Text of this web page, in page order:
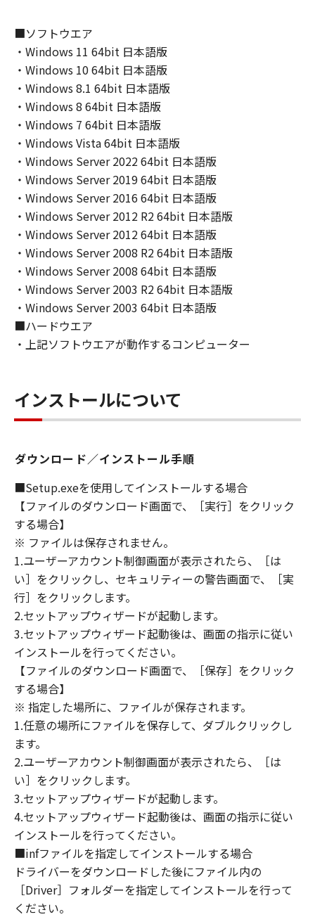
ンの子会社、キヤノンの関連会社、それらの販
売代理店または販売店のいずれも、「本ソフト
ウェア」の使用または使用不能から生ずるいか
なる損害（逸失利益およびその他の派生的また
は付随的な損害を含むがこれらに限定されない
全ての損害を言います。）について、適用法で
認められる限り、一切の責任を負わないものと
します。たとえ、キヤノン、キヤノンのライセ
ンサー、キヤノンの子会社、キヤノンの関連会
社、それらの販売代理店または販売店がかかる
損害の可能性について知らされていた場合でも
同様です。
(3) キヤノン、キヤノンのライセンサー、キヤノ
ンの子会社、キヤノンの関連会社、それらの販
売代理店または販売店のいずれも、「本ソフト
ウェア」、または「本ソフトウェア」の使用に
起因または関連してお客様と第三者との間に生
じたいかなる紛争についても、一切責任を負わ
ないものとします。
８．契約期間
フトウェア」をインストールした時点で発効
し、下記(2)または(3)により終了されるまで有
複製物のすべてを廃棄および消去することによ
り、本契約書を終了させることができます。
(3) お客様が本契約書のいずれかの条項に違反
した場合、本契約書は直ちに終了します。
(4) お客様は、上記(3)によって本契約書が終了
した場合、速やかに、「本ソフトウェア」およ
びその複製物のすべてを廃棄または消去するも
のとします。
(5) 上記にかかわらず、本契約書第2条、第4条
から第7条まで、第8条第4項および第10条の規
定は、本契約書の終了後も効力を有します。
９．U.S. GOVERNMENT RESTRICTED RIGHTS
NOTICE
“米国政府エンドユーザー”とは、米国政府の機
関また団体を意味します。もしお客様が米国政
府エンドユーザーである場合、以下の規定が適
用されます：The SOFTWARE is a "commercial
item," as that term is defined at 48 C.F.R.
2.101 (Oct 1995), consisting of "commercial
computer software" and "commercial
computer software documentation," as such
terms are used in 48 C.F.R. 12.212 (Sept 1995).
Consistent with 48 C.F.R. 12.212 and 48 C.F.R.
227.7202-1 through 227.7202-4 (June 1995),
all U.S. Government End Users shall acquire
the SOFTWARE with only those rights set
forth herein. The manufacturer is Canon
■ソフトウエア
・Windows 11 64bit 日本語版
・Windows 10 64bit 日本語版
・Windows 8.1 64bit 日本語版
・Windows 8 64bit 日本語版
・Windows 7 64bit 日本語版
・Windows Vista 64bit 日本語版
・Windows Server 2022 64bit 日本語版
・Windows Server 2019 64bit 日本語版
・Windows Server 2016 64bit 日本語版
・Windows Server 2012 R2 64bit 日本語版
・Windows Server 2012 64bit 日本語版
・Windows Server 2008 R2 64bit 日本語版
・Windows Server 2008 64bit 日本語版
・Windows Server 2003 R2 64bit 日本語版
・Windows Server 2003 64bit 日本語版
■ハードウエア
・上記ソフトウエアが動作するコンピューター
インストールについて
ダウンロード／インストール手順
■Setup.exeを使用してインストールする場合
【ファイルのダウンロード画面で、［実行］をクリック
する場合】
※ ファイルは保存されません。
1.ユーザーアカウント制御画面が表示されたら、［は
い］をクリックし、セキュリティーの警告画面で、［実
行］をクリックします。
2.セットアップウィザードが起動します。
3.セットアップウィザード起動後は、画面の指示に従い
インストールを行ってください。
【ファイルのダウンロード画面で、［保存］をクリック
する場合】
※ 指定した場所に、ファイルが保存されます。
1.任意の場所にファイルを保存して、ダブルクリックし
ます。
2.ユーザーアカウント制御画面が表示されたら、［は
い］をクリックします。
3.セットアップウィザードが起動します。
4.セットアップウィザード起動後は、画面の指示に従い
インストールを行ってください。
■infファイルを指定してインストールする場合
ドライバーをダウンロードした後にファイル内の
［Driver］フォルダーを指定してインストールを行って
ください。